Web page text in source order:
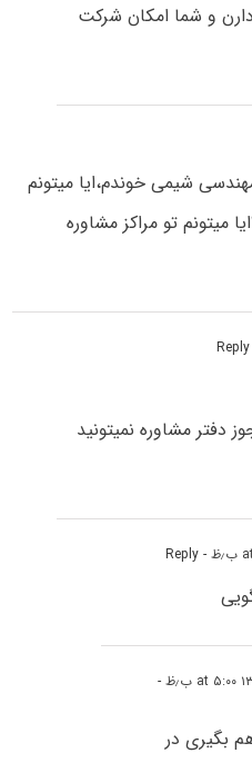
و شما امکان شرکت
شیمی خوندم،ایا میتونم
میتونم تو مراکز مشاوره
دفتر مشاوره نمیتونید
- Reply
-
بگیری در